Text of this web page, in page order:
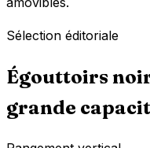
Sélection éditoriale
Égouttoirs
grande